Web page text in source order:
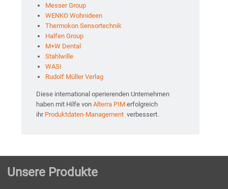
Messer Group
WENKO Wohnideen
Thermokon Sensortechnik
Halfen Group
M+W Dental
Stahlwille
WASI
Rudolf Müller Verlag
Diese international operierenden Unternehmen
haben mit Hilfe von Alterra PIM erfolgreich
ihr Produktdaten-Management verbessert.
Unsere Produkte